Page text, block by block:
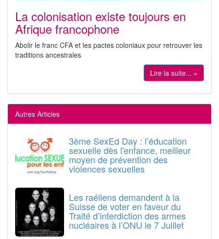
La colonisation existe toujours en
Afrique francophone
Abolir le franc CFA et les pactes coloniaux pour retrouver les
traditions ancestrales
Lire la suite... »
Autres Articles
3ème SexEd Day : l’éducation
sexuelle dès l'enfance, meilleur
moyen de prévention des
violences sexuelles
Les raéliens demandent à la
Suisse de voter en faveur du
Traité d’interdiction des armes
nucléaires à l’ONU le 7 Juillet